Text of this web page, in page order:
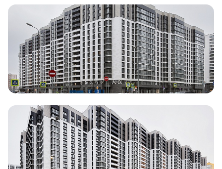
Документация
ВЫБРАТЬ КВАРТИРУ
Проекты
О компании
Жизнь в мавис